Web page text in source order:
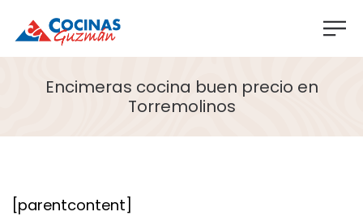
Encimeras cocina buen precio en
Torremolinos
[parentcontent]